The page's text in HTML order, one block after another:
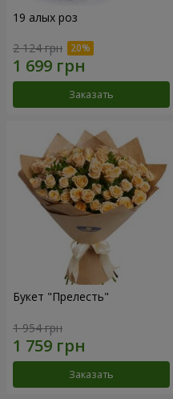
19 алых роз
2 124 грн
Заказать
Букет "Прелесть"
1 954 грн
Заказать